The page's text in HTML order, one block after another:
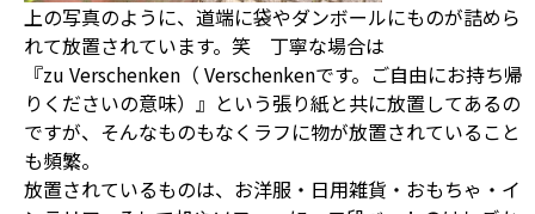
上の写真のように、道端に袋やダンボールにものが詰めら
れて放置されています。笑 丁寧な場合は
『zu Verschenken（ Verschenkenです。ご自由にお持ち帰
りくださいの意味）』という張り紙と共に放置してあるの
ですが、そんなものもなくラフに物が放置されていること
も頻繁。
放置されているものは、お洋服・日用雑貨・おもちゃ・イ